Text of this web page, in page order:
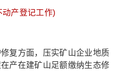
动产登记工作)
方面，压实矿山企业地质
产在建矿山足额缴纳生态修